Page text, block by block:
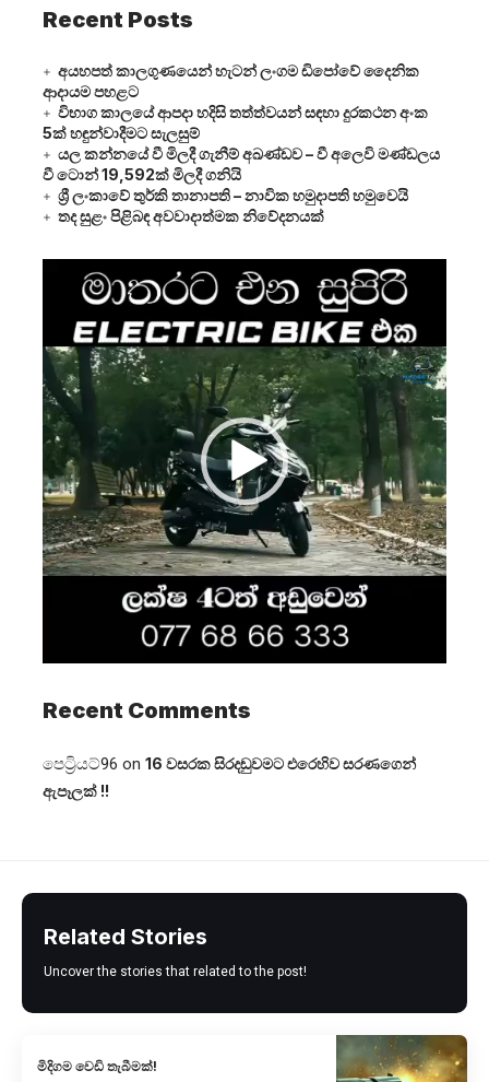
Recent Posts
අයහපත් කාලගුණයෙන් හැටන් ලංගම ඩිපෝවේ දෛනික
ආදායම පහළට
විභාග කාලයේ ආපදා හදිසි තත්ත්වයන් සඳහා දුරකථන අංක
5ක් හඳුන්වාදීමට සැලසුම්
යල කන්නයේ වී මිලදී ගැනීම් අඛණ්ඩව – වී අලෙවි මණ්ඩලය
වී ටොන් 19,592ක් මිලදී ගනියි
ශ්‍රී ලංකාවේ තුර්කි තානාපති – නාවික හමුදාපති හමුවෙයි
තද සුළං පිළිබඳ අවවාදාත්මක නිවේදනයක්
Player
Recent Comments
පෙට්‍රියට්96 on 16 වසරක සිරදඬුවමට එරෙහිව සරණගෙන්
ඇපෑලක් !!
Related Stories
Uncover the stories that related to the post!
මිදිගම වෙඩි තැබීමක්!